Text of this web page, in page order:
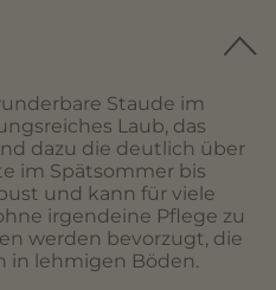
Staude im
Laub, das
dazu die deutlich über
im Spätsommer bis
und kann für viele
irgendeine Pflege zu
werden bevorzugt, die
in lehmigen Böden.